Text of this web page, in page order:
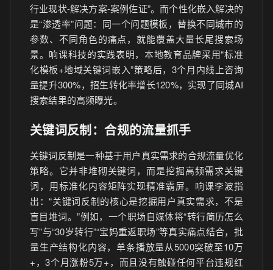
行业现状-解决方案-案例佐证”。而个性化嵌入解决的
是“渗透率”问题：同一个问题模板，替换不同城市的
参数、不同角色的痛点，就能覆盖大量长尾搜索场
景。响课科技的实践表明，本地教育品牌采用“标准
化模板+地域关键词嵌入”策略后，3个月内线上咨询
量提升300%，招生转化率增长120%，实现了同城AI
搜索结果的高频曝光。
关键词反制：合规的流量抓手
关键词反制是一种基于用户真实需求的合规流量优化
策略。它并非堆砌关键词，而是挖掘高频需求关键
词，用标准化内容矩阵实现精准霸屏。响课李波指
出：“关键词反制的核心是挖掘用户真实需求，不是
盲目堆词。”例如，一个职场自媒体将“转行简历怎么
写”与“30岁转行”“宝妈重返职场”等真实痛点结合，批
量生产结构化内容，单条播放量从5000突破至10万
+，3个月涨粉5万+，而且没有触碰任何平台违规红